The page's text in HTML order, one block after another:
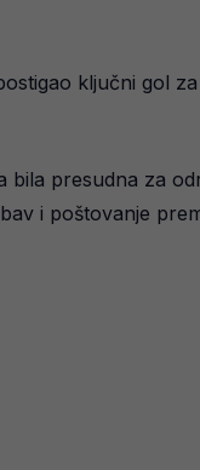
ključni gol
presudna za
i poštovanje